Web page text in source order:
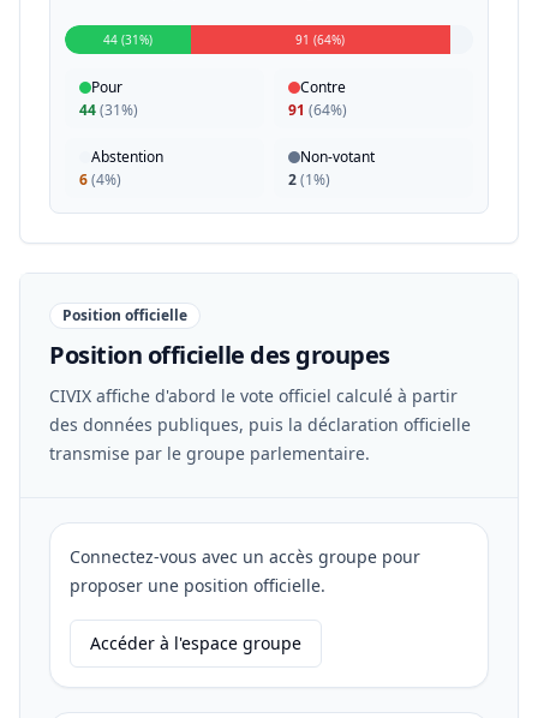
44 (31%) 91 (64%)
Pour
44(31%)
Contre
91 (64%)
Abstention
6(4%)
Non-votant
2(1%)
Position officielle
Position officielle des groupes
CIVIX affiche d'abord le vote officiel calculé à partir
des données publiques, puis la déclaration officielle
transmise par le groupe parlementaire.
Connectez-vous avec un accès groupe pour
proposer une position officielle.
Accéder à l'espace groupe